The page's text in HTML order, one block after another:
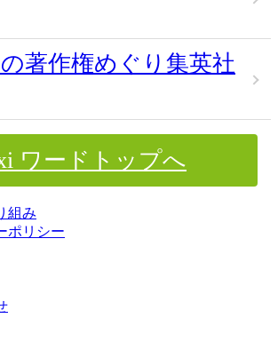
著作権めぐり集英社
ワードトップへ
組み
ポリシー